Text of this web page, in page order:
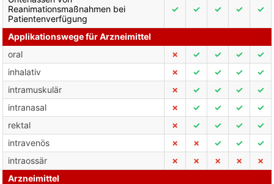
Reanimationsmaßnahmen bei
Patientenverfügung
✓ ✓ ✓ ✓ ✓
Applikationswege für Arzneimittel
oral
✗ ✓ ✓ ✓
✓
inhalativ
✗ ✓ ✓ ✓
✓
intramuskulär
✗ ✓ ✓ ✓
✓
intranasal
✗ ✓ ✓ ✓
✓
rektal
✗ ✓ ✓ ✓
✓
intravenös
✗ ✗ ✓ ✓
✓
intraossär
✗ ✗ ✗ ✗
✗
Arzneimittel